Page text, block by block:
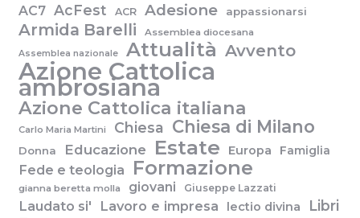
AC7 AcFest ACR Adesione appassionarsi
Armida Barelli Assemblea diocesana
Assemblea nazionale Attualità Avvento
Azione Cattolica
ambrosiana
Azione Cattolica italiana
Carlo Maria Martini Chiesa Chiesa di Milano
Donna Educazione Estate Europa Famiglia
Fede e teologia Formazione
gianna beretta molla giovani Giuseppe Lazzati
Laudato si' Lavoro e impresa lectio divina Libri